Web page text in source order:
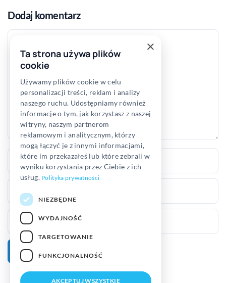
Dodaj komentarz
Komentarz
Nazwa
E-
mail
Witryna
internetowa
×
Ta strona używa plików
cookie
Używamy plików cookie w celu
personalizacji treści, reklam i analizy
naszego ruchu. Udostępniamy również
informacje o tym, jak korzystasz z naszej
witryny, naszym partnerom
reklamowym i analitycznym, którzy
mogą łączyć je z innymi informacjami,
które im przekazałeś lub które zebrali w
wyniku korzystania przez Ciebie z ich
usług. Polityka prywatności
NIEZBĘDNE
WYDAJNOŚĆ
TARGETOWANIE
FUNKCJONALNOŚĆ
AKCEPTUJ WSZYSTKIE